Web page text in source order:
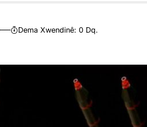
Dema Xwendinê: 0 Dq.